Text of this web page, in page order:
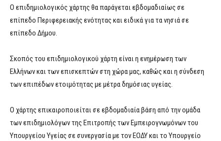
Ο επιδημιολογικός χάρτης θα παράγεται εβδομαδιαίως σε
επίπεδο Περιφερειακής ενότητας και ειδικά για τα νησιά σε
επίπεδο Δήμου.
Σκοπός του επιδημιολογικού χάρτη είναι η ενημέρωση των
Ελλήνων και των επισκεπτών στη χώρα μας, καθώς και η σύνδεση
των επιπέδων ετοιμότητας με μέτρα δημόσιας υγείας.
Ο χάρτης επικαιροποιείται σε εβδομαδιαία βάση από την ομάδα
των επιδημιολόγων της Επιτροπής των Εμπειρογνωμόνων του
Υπουργείου Υγείας σε συνεργασία με τον ΕΟΔΥ και το Υπουργείο